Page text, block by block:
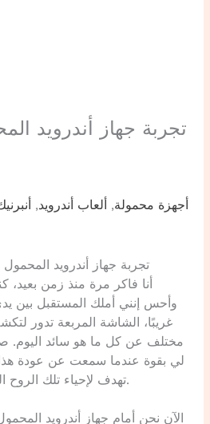
تجربة جهاز أندرويد
أجهزة محمولة, ألعاب أندرويد,
تجربة جهاز أندرويد
أنا فاكر مرة منذ زمن بعيد،
غريبًا، الشاشة المربعة تدور
مختلف عن كل ما هو سائد اليوم.
لي بقوة عندما سمعت عن عودة
تهدف لإحياء تلك الروح القديمة ولكن بتقنية حديثة.
الآن نحن أمام جهاز أندرويد